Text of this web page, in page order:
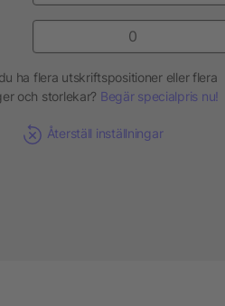
ha flera utskriftspositioner eller flera
och storlekar? Begär specialpris nu!
Återställ inställningar